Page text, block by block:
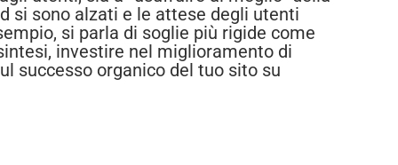
si sono alzati e le attese degli utenti
si parla di soglie più rigide come
investire nel miglioramento di
successo organico del tuo sito su